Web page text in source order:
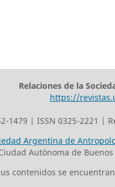
Relaciones de la
https://
1479 | ISSN 0325-2221 |
Argentina de
Autónoma de
contenidos se